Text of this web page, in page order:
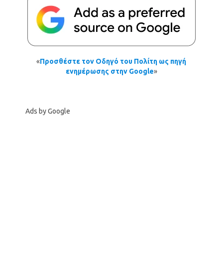
«Προσθέστε τον Οδηγό του Πολίτη ως πηγή
ενημέρωσης στην Google»
Ads by Google